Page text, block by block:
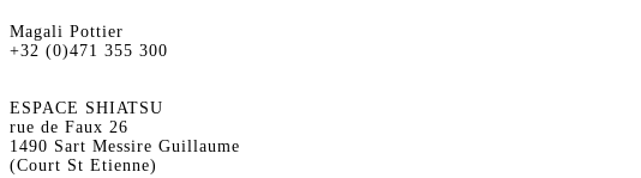
Magali Pottier
+32 (0)471 355 300
ESPACE SHIATSU
rue de Faux 26
1490 Sart Messire Guillaume
(Court St Etienne)